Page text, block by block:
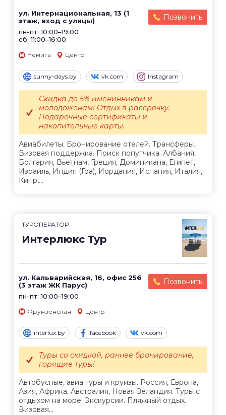
ул. Интернациональная, 13 (1
этаж, вход с улицы)
пн-пт: 10:00–19:00
сб: 11:00–16:00
Позвонить
Немига Центр
sunny-days.by vk.com Instagram
Авиабилеты. Бронирование отелей. Трансферы.
Визовая поддержка. Поиск попутчика. Албания,
Болгария, Вьетнам, Греция, Доминикана, Египет,
Израиль, Индия (Гоа), Иордания, Испания, Италия,
Кипр,...
Скидка до 5% именинникам и
молодоженам! Отдых в рассрочку.
Подарочные сертификаты и
накопительные карты.
ТУРОПЕРАТОР
Интерлюкс Тур
ул. Кальварийская, 16, офис 256
(3 этаж ЖК Парус)
пн-пт: 10:00–19:00
Позвонить
Фрунзенская Центр
interlux.by facebook vk.com
Автобусные, авиа туры и круизы. Россия, Европа,
Азия, Африка, Австралия, Новая Зеландия. Туры с
отдыхом на море. Экскурсии. Пляжный отдых.
Визовая...
Туры со скидкой, раннее бронирование,
горящие туры!